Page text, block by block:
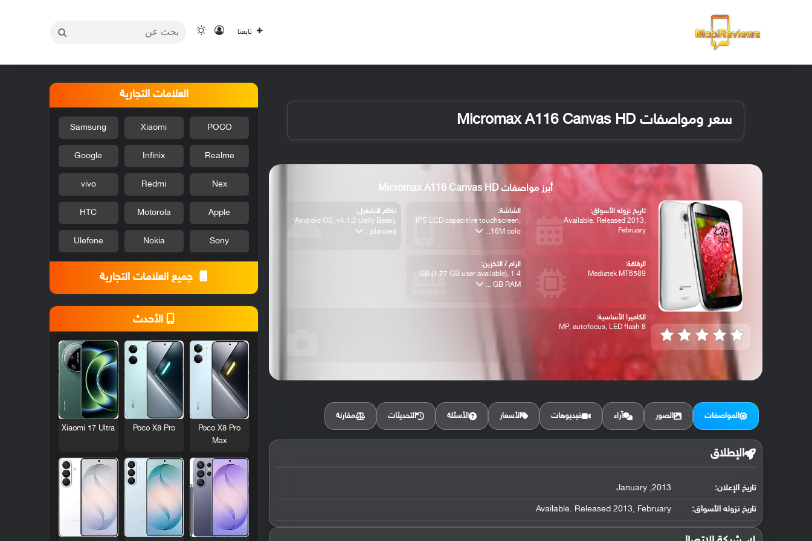
تابعنا تسجيل الدخول
الوضع المظلم
سعر ومواصفات Micromax A116 Canvas HD
أبرز مواصفات Micromax A116 Canvas HD
تاريخ نزوله الأسواق:
Available. Released 2013,
February
الشاشة:
IPS LCD capacitive touchscreen,
16M colo...
نظام التشغيل:
Android OS, v4.1.2 (Jelly Bean),
planned...
الرقاقة:
Mediatek MT6589
الرام / التخزين:
4 GB (1.77 GB user available), 1
GB RAM ...
الكاميرا الأساسية:
8 MP, autofocus, LED flash
المواصفات الصور آراء فيديوهات الأسعار الأسئلة التحديثات مقارنة
الإطلاق
تاريخ الإعلان: 2013, January
تاريخ نزوله الأسواق: Available. Released 2013, February
العلامات التجارية
POCO
Xiaomi
Samsung
Realme
Infinix
Google
Nex
Redmi
vivo
Apple
Motorola
HTC
Sony
Nokia
Ulefone
جميع العلامات التجارية
الأحدث
Poco X8 Pro
Max
Poco X8 Pro
Xiaomi 17 Ultra